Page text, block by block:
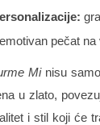
pečat
Minisu
u zlato,
i stil koji će